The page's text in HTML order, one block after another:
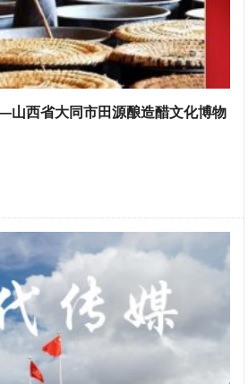
西省大同市田源酿造醋文化博物